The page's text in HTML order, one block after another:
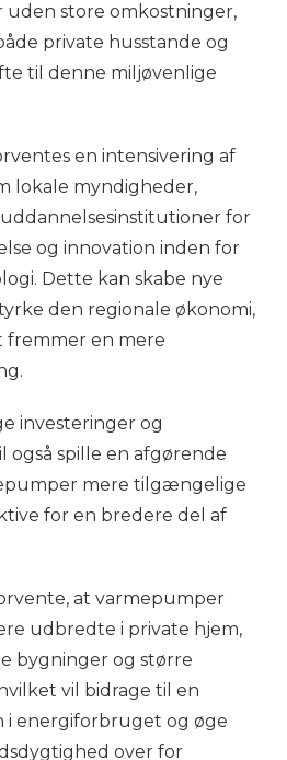
store omkostninger,
private husstande og
til denne miljøvenlige
en intensivering af
lokale myndigheder,
for
og innovation inden for
Dette kan skabe nye
den regionale økonomi,
fremmer en mere
investeringer og
også spille en afgørende
mere tilgængelige
for en bredere del af
at varmepumper
udbredte i private hjem,
bygninger og større
vil bidrage til en
i energiforbruget og øge
over for